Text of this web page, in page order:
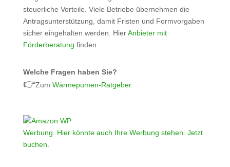
steuerliche Vorteile. Viele Betriebe übernehmen die
Antragsunterstützung, damit Fristen und Formvorgaben
sicher eingehalten werden. HierAnbieter mit
Förderberatung finden.
Welche Fragen haben Sie?
👉Zum Wärmepumen-Ratgeber
Werbung. Hier könnte auch Ihre Werbung stehen. Jetzt
buchen.